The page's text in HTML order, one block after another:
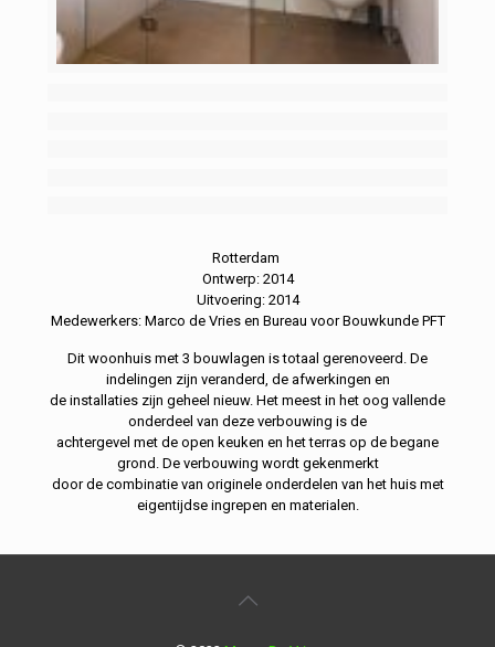
Rotterdam
Ontwerp: 2014
Uitvoering: 2014
Medewerkers: Marco de Vries en Bureau voor Bouwkunde PFT
Dit woonhuis met 3 bouwlagen is totaal gerenoveerd. De
indelingen zijn veranderd, de afwerkingen en
de installaties zijn geheel nieuw. Het meest in het oog vallende
onderdeel van deze verbouwing is de
achtergevel met de open keuken en het terras op de begane
grond. De verbouwing wordt gekenmerkt
door de combinatie van originele onderdelen van het huis met
eigentijdse ingrepen en materialen.